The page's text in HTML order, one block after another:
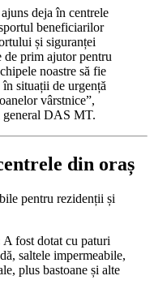
deja în centrele
beneficiarilor
și siguranței
de prim ajutor pentru
noastre să fie
situații de urgență
vârstnice”,
general DAS MT.
din oraș
pentru rezidenții și
A fost dotat cu paturi
saltele impermeabile,
plus bastoane și alte